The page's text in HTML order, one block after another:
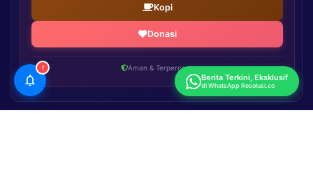
Kopi
Donasi
Aman & Terpercaya
!
Berita Terkini, Eksklusif
di WhatsApp Resolusi.co